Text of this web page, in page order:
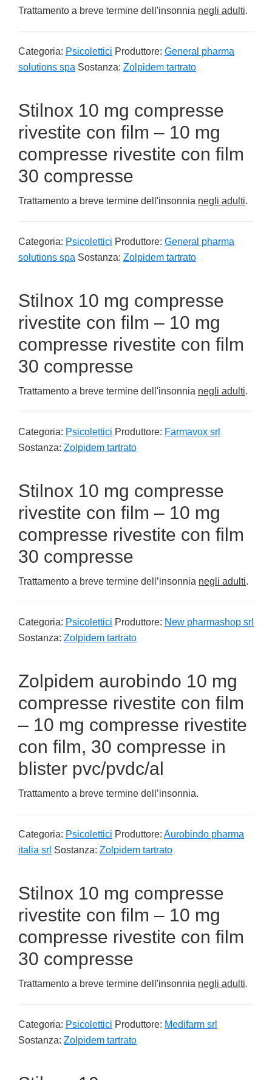
Trattamento a breve termine dell'insonnia negli adulti.
Categoria: Psicolettici Produttore: General pharma
solutions spa Sostanza: Zolpidem tartrato
Stilnox 10 mg compresse
rivestite con film – 10 mg
compresse rivestite con film
30 compresse
Trattamento a breve termine dell'insonnia negli adulti.
Categoria: Psicolettici Produttore: General pharma
solutions spa Sostanza: Zolpidem tartrato
Stilnox 10 mg compresse
rivestite con film – 10 mg
compresse rivestite con film
30 compresse
Trattamento a breve termine dell'insonnia negli adulti.
Categoria: Psicolettici Produttore: Farmavox srl
Sostanza: Zolpidem tartrato
Stilnox 10 mg compresse
rivestite con film – 10 mg
compresse rivestite con film
30 compresse
Trattamento a breve termine dell’insonnia negli adulti.
Categoria: Psicolettici Produttore: New pharmashop srl
Sostanza: Zolpidem tartrato
Zolpidem aurobindo 10 mg
compresse rivestite con film
– 10 mg compresse rivestite
con film, 30 compresse in
blister pvc/pvdc/al
Trattamento a breve termine dell’insonnia.
Categoria: Psicolettici Produttore: Aurobindo pharma
italia srl Sostanza: Zolpidem tartrato
Stilnox 10 mg compresse
rivestite con film – 10 mg
compresse rivestite con film
30 compresse
Trattamento a breve termine dell'insonnia negli adulti.
Categoria: Psicolettici Produttore: Medifarm srl
Sostanza: Zolpidem tartrato